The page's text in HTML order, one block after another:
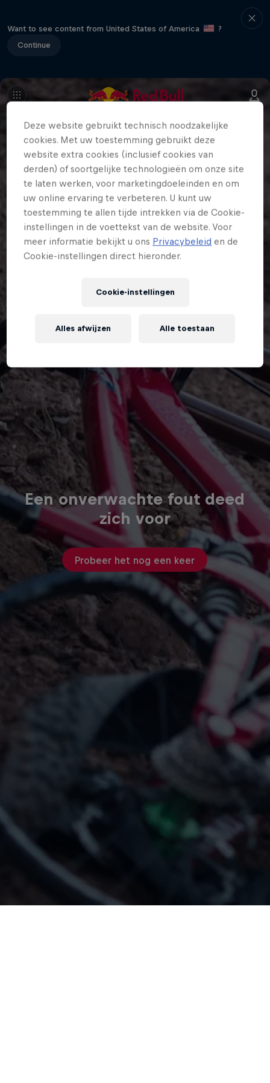
Want to see content from United States of America
?
Continue
Een onverwachte fout deed
zich voor
Probeer het nog een keer
Deze website gebruikt technisch noodzakelijke
cookies. Met uw toestemming gebruikt deze
website extra cookies (inclusief cookies van
derden) of soortgelijke technologieën om onze site
te laten werken, voor marketingdoeleinden en om
uw online ervaring te verbeteren. U kunt uw
toestemming te allen tijde intrekken via de Cookie-
instellingen in de voettekst van de website. Voor
meer informatie bekijkt u ons Privacybeleid en de
Cookie-instellingen direct hieronder.
Cookie-instellingen
Alles afwijzen Alle toestaan